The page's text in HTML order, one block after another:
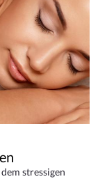
stressigen